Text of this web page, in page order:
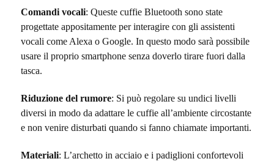
Comandi vocali: Queste cuffie Bluetooth sono state
progettate appositamente per interagire con gli assistenti
vocali come Alexa o Google. In questo modo sarà possibile
usare il proprio smartphone senza doverlo tirare fuori dalla
tasca.
Riduzione del rumore: Si può regolare su undici livelli
diversi in modo da adattare le cuffie all’ambiente circostante
e non venire disturbati quando si fanno chiamate importanti.
Materiali: L’archetto in acciaio e i padiglioni confortevoli